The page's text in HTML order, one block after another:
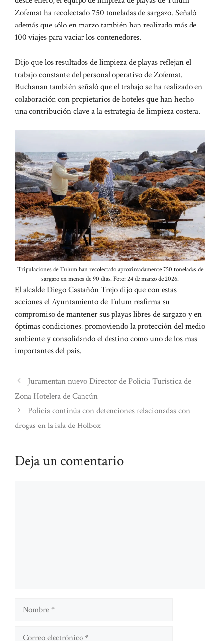
Zofemat ha recolectado 750 toneladas de sargazo. Señaló
además que sólo en marzo también han realizado más de
100 viajes para vaciar los contenedores.
Dijo que los resultados de limpieza de playas reflejan el
trabajo constante del personal operativo de Zofemat.
Buchanan también señaló que el trabajo se ha realizado en
colaboración con propietarios de hoteles que han hecho
una contribución clave a la estrategia de limpieza costera.
Tripulaciones de Tulum han recolectado aproximadamente 750 toneladas de
sargazo en menos de 90 días. Foto: 24 de marzo de 2026.
El alcalde Diego Castañón Trejo dijo que con estas
acciones el Ayuntamiento de Tulum reafirma su
compromiso de mantener sus playas libres de sargazo y en
óptimas condiciones, promoviendo la protección del medio
ambiente y consolidando el destino como uno de los más
importantes del país.
Juramentan nuevo Director de Policía Turística de
Zona Hotelera de Cancún
Policía continúa con detenciones relacionadas con
drogas en la isla de Holbox
Deja un comentario
Nombre